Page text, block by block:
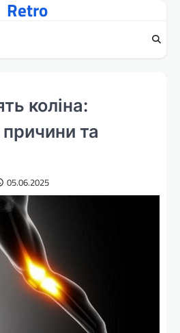
Retro
коліна:
та
05.06.2025